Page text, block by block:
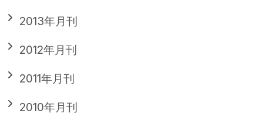
2013年月刊
2012年月刊
2011年月刊
2010年月刊